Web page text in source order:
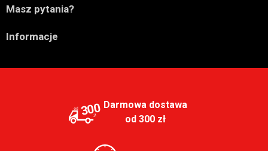
Masz pytania?
Informacje
300 Darmowa dostawa
od 300 zł